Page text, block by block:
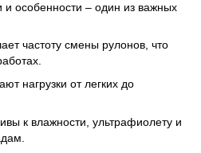
и особенности – один из важных
частоту смены рулонов, что
нагрузки от легких до
к влажности, ультрафиолету и